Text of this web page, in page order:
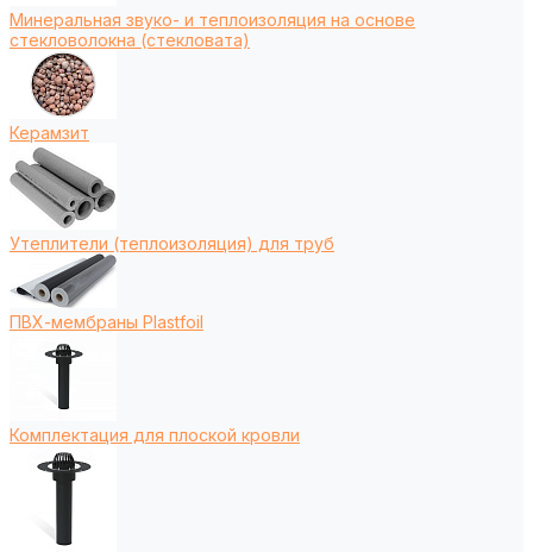
Минеральная звуко- и теплоизоляция на основе
стекловолокна (стекловата)
Керамзит
Утеплители (теплоизоляция) для труб
ПВХ-мембраны Plastfoil
Комплектация для плоской кровли